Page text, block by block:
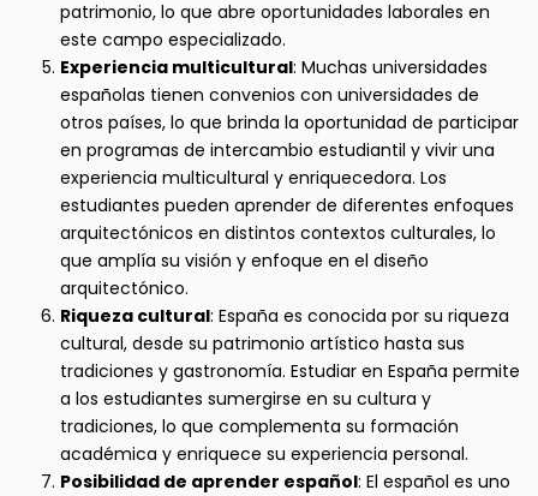
patrimonio, lo que abre oportunidades laborales en
este campo especializado.
Experiencia multicultural: Muchas universidades
españolas tienen convenios con universidades de
otros países, lo que brinda la oportunidad de participar
en programas de intercambio estudiantil y vivir una
experiencia multicultural y enriquecedora. Los
estudiantes pueden aprender de diferentes enfoques
arquitectónicos en distintos contextos culturales, lo
que amplía su visión y enfoque en el diseño
arquitectónico.
Riqueza cultural: España es conocida por su riqueza
cultural, desde su patrimonio artístico hasta sus
tradiciones y gastronomía. Estudiar en España permite
a los estudiantes sumergirse en su cultura y
tradiciones, lo que complementa su formación
académica y enriquece su experiencia personal.
Posibilidad de aprender español: El español es uno